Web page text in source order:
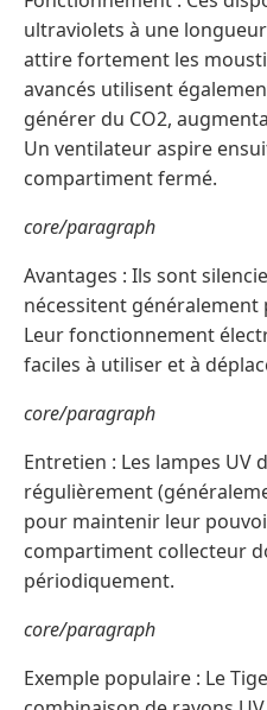
ultraviolets à une
attire fortement les
avancés utilisent
générer du CO2,
Un ventilateur aspire
compartiment fermé.
core/paragraph
Avantages : Ils sont
nécessitent
Leur fonctionnement
faciles à utiliser et à
core/paragraph
Entretien : Les lampes UV
régulièrement
pour maintenir leur
compartiment collecteur
périodiquement.
core/paragraph
Exemple populaire : Le